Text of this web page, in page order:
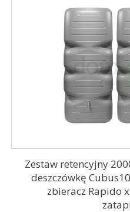
Zestaw retencyjny
deszczówkę
zbieracz Rapido